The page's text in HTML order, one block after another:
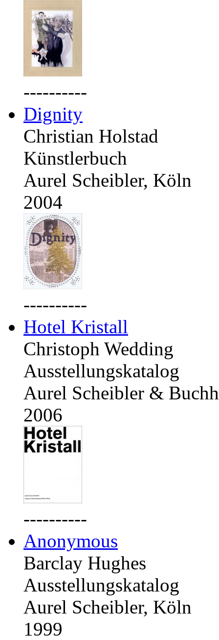
----------
Dignity
Christian Holstad
Künstlerbuch
Aurel Scheibler, Köln
2004
----------
Hotel Kristall
Christoph Wedding
Ausstellungskatalog
Aurel Scheibler &
2006
----------
Anonymous
Barclay Hughes
Ausstellungskatalog
Aurel Scheibler, Köln
1999